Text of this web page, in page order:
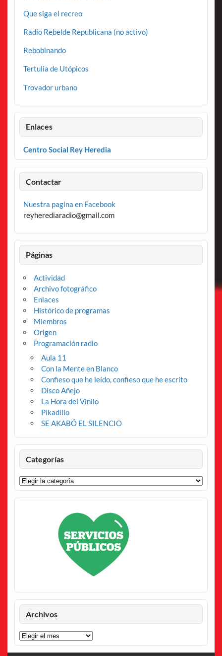
Que siga el recreo
Radio Rebelde Republicana (no activo)
Rebobinando
Tertulia de Utópicos
Trovador urbano
Enlaces
Centro Social Rey Heredia
Contactar
Nuestra pagina en Facebook
reyherediaradio@gmail.com
Páginas
Actividad
Archivo fotográfico
Enlaces
Histórico de programas
Miembros
Origen
Programación radio
Aula 11
Con la Mente en Blanco
Confieso que he leído, confieso que he escrito
Disco Añejo
La Hora del Vinilo
Pikadillo
SE AKABÓ EL SILENCIO
Categorías
Categorías
Archivos
Archivos